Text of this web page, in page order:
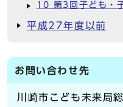
10 第3回子ども・
平成27年度以前
お問い合わせ先
川崎市こども未来局